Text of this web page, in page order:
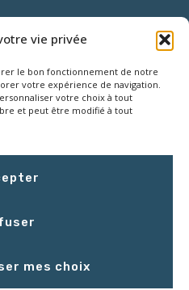
vie privée
le bon fonctionnement de notre
votre expérience de navigation.
votre choix à tout
et peut être modifié à tout
mes choix
SAINT-OUEN
16h30